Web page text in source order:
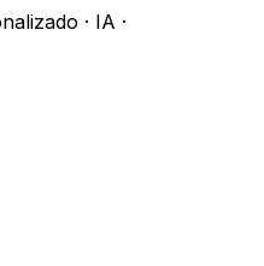
· IA ·